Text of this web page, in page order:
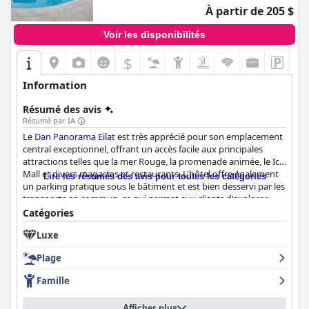
À partir de 205 $
Voir les disponibilités
$
Information
Résumé des avis
Résumé par IA
Le Dan Panorama Eilatest très apprécié pour son emplacement
central exceptionnel, offrant un accès facile aux principales
attractions telles que la mer Rouge, la promenade animée, le Ice
Mall et divers magasins et restaurants. L'hôtel offre également
un parking pratique sous le bâtiment et est bien desservi par les
transports en commun, ce qui permet aux clients d'explorer
facilement Eilat. Les clients apprécient la vue imprenable sur le
lagon ou la marina, bien que certains notent que la décoration
de l'hôtel est un peu désuète.
Le petit-déjeuner au
souvent décrit comme copieux, varié et délicieux. Les clients
soulignent la qualité supérieure de la nourriture et la diversité
des choix qui répondent à divers besoins alimentaires,
Lire les résumés des avis pour toutes les catégories
Catégories
Luxe
Plage
Famille